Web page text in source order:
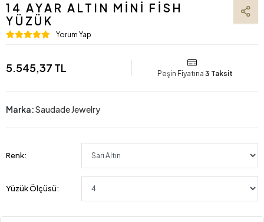
14 AYAR ALTIN MINI FISH
YÜZÜK
Yorum Yap
5.545,37 TL Peşin Fiyatına 3 Taksit
Marka:Saudade Jewelry
Renk:
Yüzük Ölçüsü: